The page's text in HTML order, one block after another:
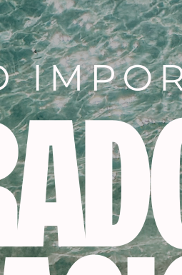
Información
6 W – 45 s
semipermanente; 1.
2. Paso opcional:
si no queremos alargar la uña
mas o menos cantidad de
ella y empezaremos la
de su potencia.
se pueden